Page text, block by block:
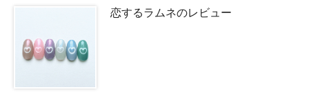
恋するラムネのレビュー